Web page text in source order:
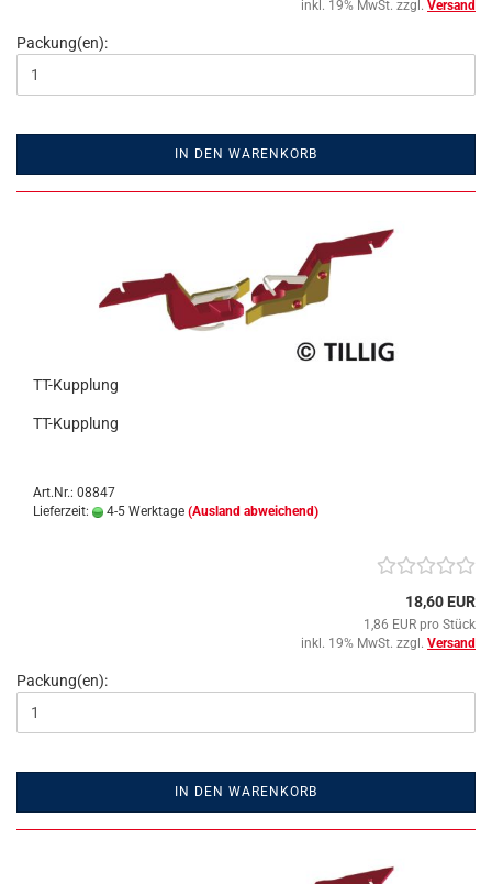
inkl. 19% MwSt. zzgl. Versand
Packung(en):
IN DEN WARENKORB
TT-Kupplung
TT-Kupplung
Art.Nr.: 08847
Lieferzeit:
4-5 Werktage (Ausland abweichend)
18,60 EUR
1,86 EUR pro Stück
inkl. 19% MwSt. zzgl. Versand
Packung(en):
IN DEN WARENKORB